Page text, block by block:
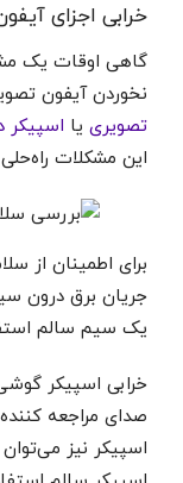
خرابی اجزای
گاهی اوقات یک
نخوردن آیفون
تصویری یا
این مشکلات
برای اطمینان از
جریان برق درون
یک سیم سالم
خرابی اسپیکر
صدای مراجعه
اسپیکر نیز